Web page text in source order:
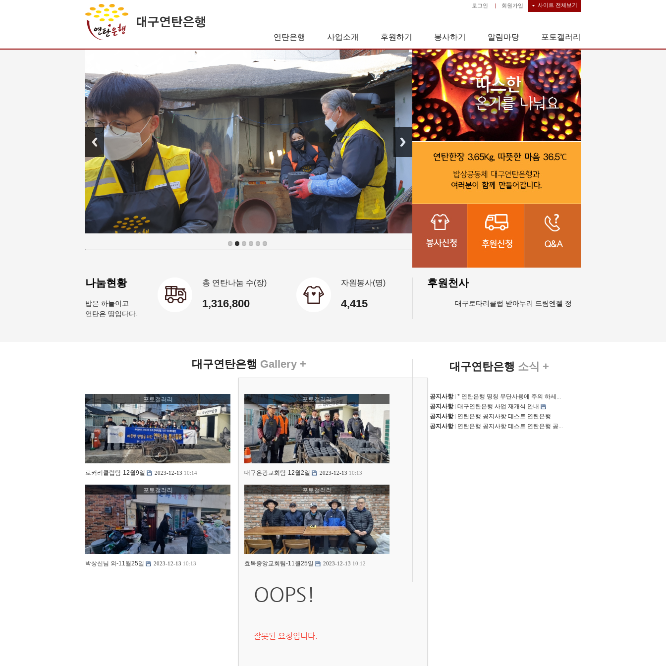
사이트 전체보기
로그인 | 회원가입
연탄은행 사업소개 후원하기 봉사하기 알림마당 포토갤러리
나눔현황
밥은 하늘이고
연탄은 땅입다다.
총 연탄나눔 수(장)
1,316,800
자원봉사(명)
4,415
후원천사
대구로타리클럽 받아누리 드림엔젤 정재영 외4명 정혜민 외2명 김
대구연탄은행 Gallery +
포토갤러리
로커리클럽팀-12월9일 2023-12-13 10:14
포토갤러리
대구은광교회팀-12월2일 2023-12-13 10:13
포토갤러리
박상신님 외-11월25일 2023-12-13 10:13
포토갤러리
효목중앙교회팀-11월25일 2023-12-13 10:12
대구연탄은행 소식 +
공지사항 * 연탄은행 명칭 무단사용에 주의 하세...
공지사항 대구연탄은행 사업 재개식 안내
공지사항
연탄은행 공지사항 테스트 연탄은행
공지사항
연탄은행 공지사항 테스트 연탄은행 공...
OOPS!
잘못된 요청입니다.